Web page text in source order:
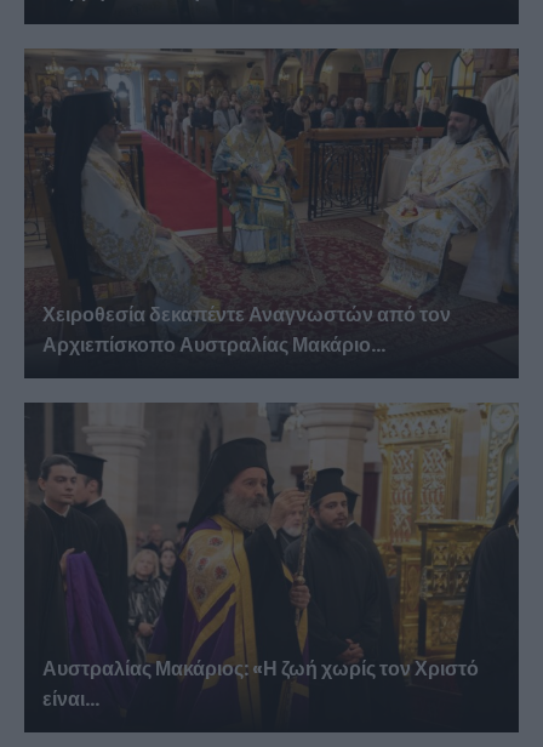
Χειροθεσία δεκαπέντε Αναγνωστών από τον
Αρχιεπίσκοπο Αυστραλίας Μακάριο...
Αυστραλίας Μακάριος: «Η ζωή χωρίς τον Χριστό
είναι...